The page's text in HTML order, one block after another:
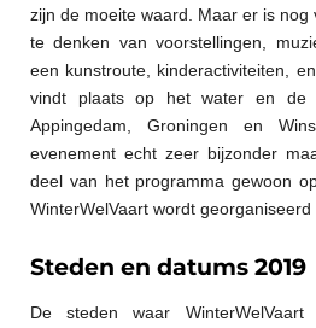
zijn de moeite waard. Maar er is
te denken van voorstellingen,
een kunstroute, kinderactiviteiten,
vindt plaats op het water en de
Appingedam, Groningen en
evenement echt zeer bijzonder
deel van het programma gewoon
WinterWelVaart wordt georganiseerd
Steden en datums 2019
De steden waar